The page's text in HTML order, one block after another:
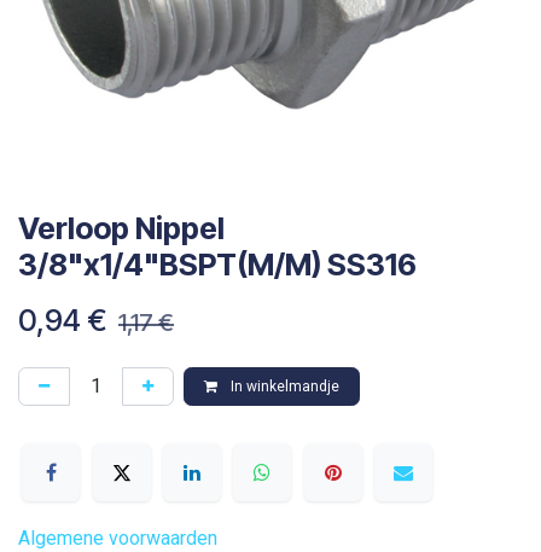
Verloop Nippel
3/8"x1/4"BSPT(M/M) SS316
0,94 € 1,17€
In winkelmandje
Algemene voorwaarden